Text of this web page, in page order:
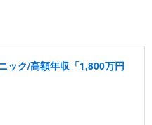
ック/高額年収「1,800万円